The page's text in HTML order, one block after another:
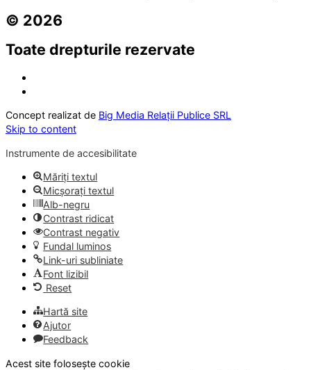
© 2026
Toate drepturile rezervate
Concept realizat de Big Media Relații Publice SRL
Skip to content
Instrumente de accesibilitate
Măriți textul
Micșorați textul
Alb-negru
Contrast ridicat
Contrast negativ
Fundal luminos
Link-uri subliniate
Font lizibil
Reset
Hartă site
Ajutor
Feedback
Acest site folosește cookie